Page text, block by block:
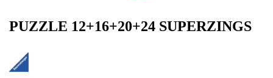
PUZZLE 12+16+20+24 SUPERZINGS